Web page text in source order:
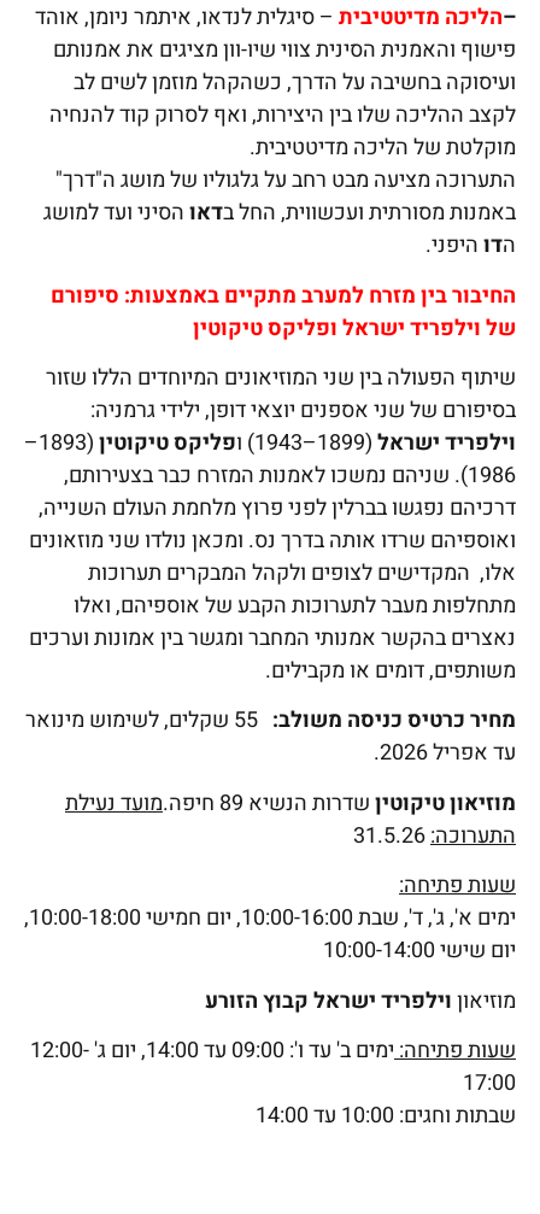
–הליכה מדיטטיבית – סיגלית לנדאו, איתמר ניומן, אוהד
פישוף והאמנית הסינית צווי שיו-וון מציגים את אמנותם
ועיסוקה בחשיבה על הדרך, כשהקהל מוזמן לשים לב
לקצב ההליכה שלו בין היצירות, ואף לסרוק קוד להנחיה
מוקלטת של הליכה מדיטטיבית.
התערוכה מציעה מבט רחב על גלגוליו של מושג ה"דרך"
באמנות מסורתית ועכשווית, החל בדאוהסיני ועד למושג
הדוהיפני.
החיבור בין מזרח למערב מתקיים באמצעות: סיפורם
של וילפריד ישראל ופליקס טיקוטין
שיתוף הפעולה בין שני המוזיאונים המיוחדים הללו שזור
בסיפורם של שני אספנים יוצאי דופן, ילידי גרמניה:
וילפריד ישראל(1899–1943) ו פליקס טיקוטין
(1893–
1986). שניהם נמשכו לאמנות המזרח כבר בצעירותם,
דרכיהם נפגשו בברלין לפני פרוץ מלחמת העולם השנייה,
ואוספיהם שרדו אותה בדרך נס. ומכאן נולדו שני מוזאונים
אלו, המקדישים לצופים ולקהל המבקרים תערוכות
מתחלפות מעבר לתערוכות הקבע של אוספיהם, ואלו
נאצרים בהקשר אמנותי המחבר ומגשר בין אמונות וערכים
משותפים, דומים או מקבילים.
מחיר כרטיס כניסה משולב:
55 שקלים, לשימוש מינואר
עד אפריל 2026.
מוזיאון טיקוטיןשדרות הנשיא 89 חיפה.
מועד נעילת
התערוכה:
שעות פתיחה:
ימים א', ג', ד', שבת 10:00-16:00, יום חמישי 10:00-18:00,
יום שישי 10:00-14:00
מוזיאוןוילפריד ישראל קבוץ הזורע
שעות פתיחה:
ימים ב' עד ו': 09:00 עד 14:00, יום ג' 12:00-
17:00
שבתות וחגים: 10:00 עד 14:00